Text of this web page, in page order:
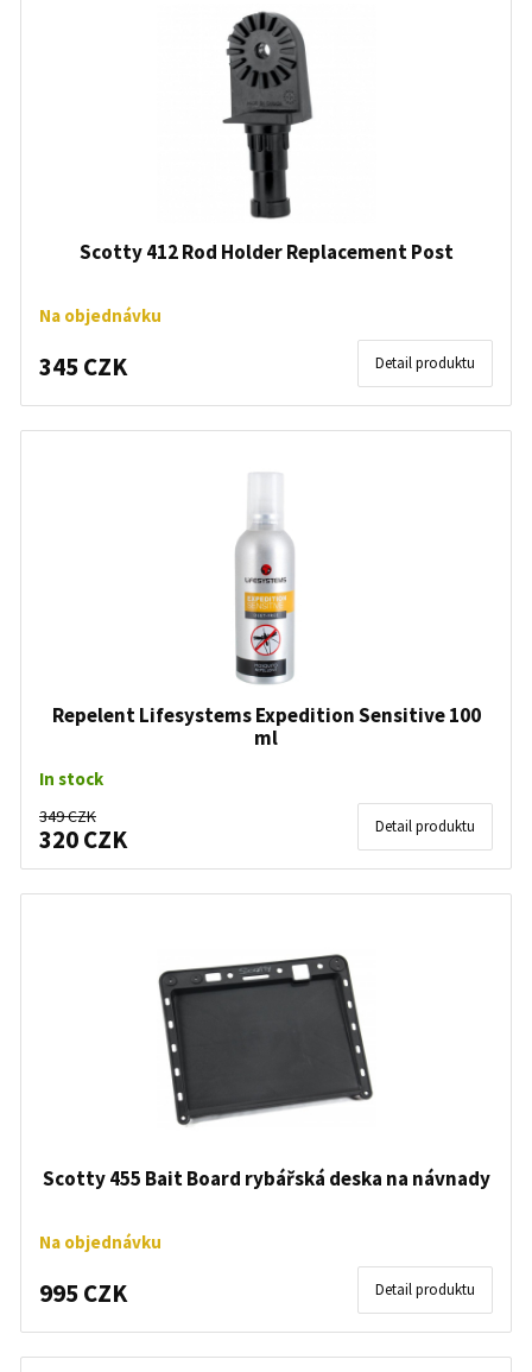
Scotty 412 Rod Holder Replacement Post
Na objednávku
345 CZK Detail produktu
Repelent Lifesystems Expedition Sensitive 100
ml
In stock
349 CZK
320 CZK Detail produktu
Scotty 455 Bait Board rybářská deska na návnady
Na objednávku
995 CZK Detail produktu